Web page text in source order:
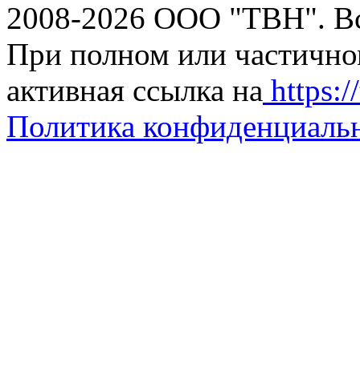
2008-2026 ООО "ТВН".
При полном или
активная ссылка на
Политика